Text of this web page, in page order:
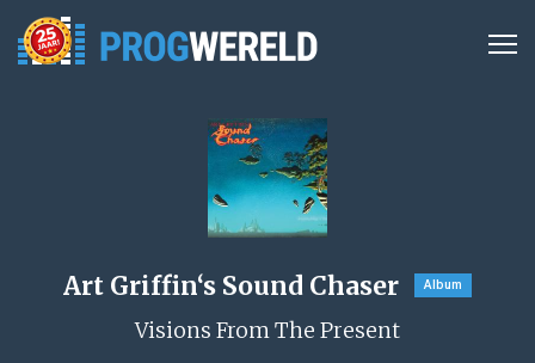
Art Griffin‘s Sound Chaser Album
Visions From The Present